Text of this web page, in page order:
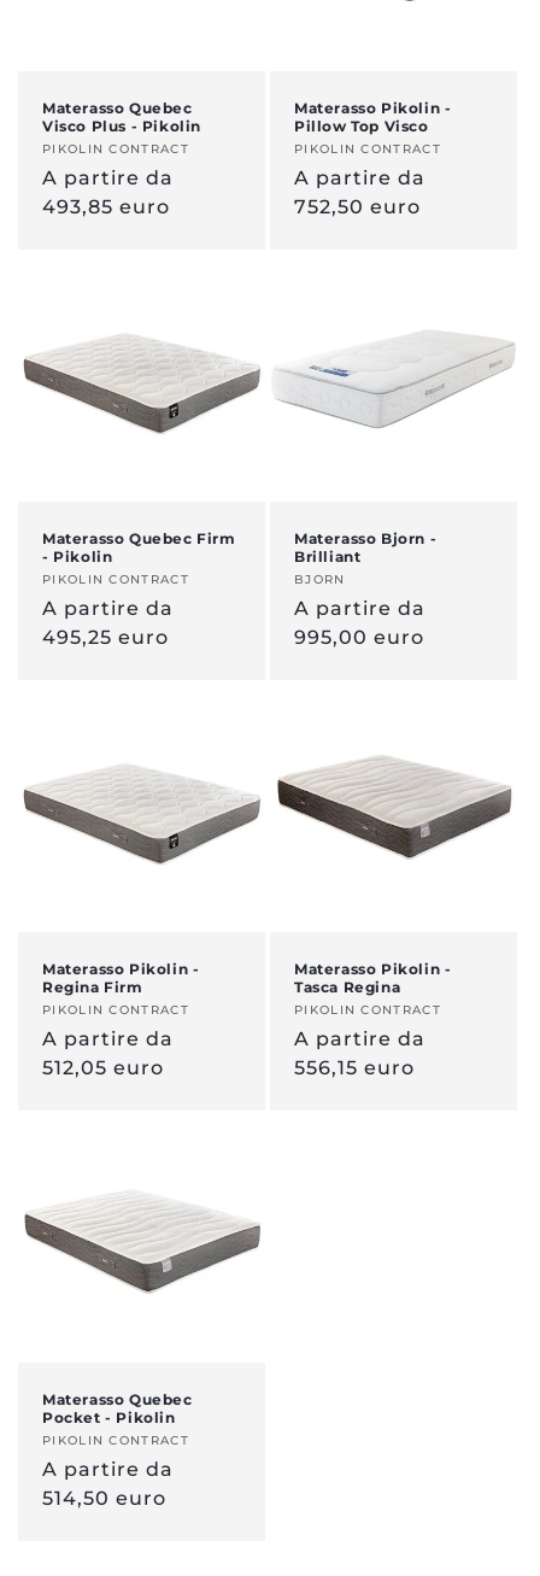
Materasso Quebec
Visco Plus - Pikolin
Venditore:
PIKOLIN CONTRACT
Prezzo
normale
A partire da
493,85 euro
Materasso Pikolin -
Pillow Top Visco
Venditore:
PIKOLIN CONTRACT
Prezzo
normale
A partire da
752,50 euro
Materasso Quebec Firm
- Pikolin
Venditore:
PIKOLIN CONTRACT
Prezzo
normale
A partire da
495,25 euro
Materasso Bjorn -
Brilliant
Venditore:
BJORN
Prezzo
normale
A partire da
995,00 euro
Materasso Pikolin -
Regina Firm
Venditore:
PIKOLIN CONTRACT
Prezzo
normale
A partire da
512,05 euro
Materasso Pikolin -
Tasca Regina
Venditore:
PIKOLIN CONTRACT
Prezzo
normale
A partire da
556,15 euro
Materasso Quebec
Pocket - Pikolin
Venditore:
PIKOLIN CONTRACT
Prezzo
normale
A partire da
514,50 euro